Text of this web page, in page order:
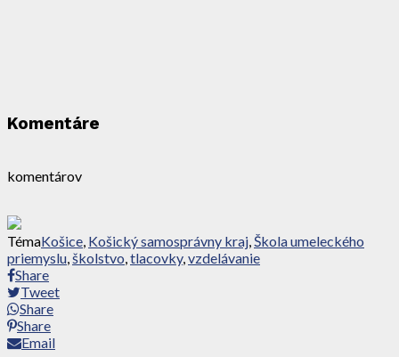
Komentáre
komentárov
TémaKošice, Košický samosprávny kraj,Škola umeleckého
priemyslu,školstvo,tlacovky,vzdelávanie
Share
Tweet
Share
Share
Email